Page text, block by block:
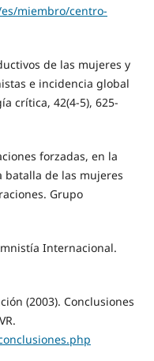
miembro/centro-
de las mujeres y
e incidencia global
crítica, 42(4-5), 625-
forzadas, en la
batalla de las mujeres
Grupo
Internacional.
(2003). Conclusiones